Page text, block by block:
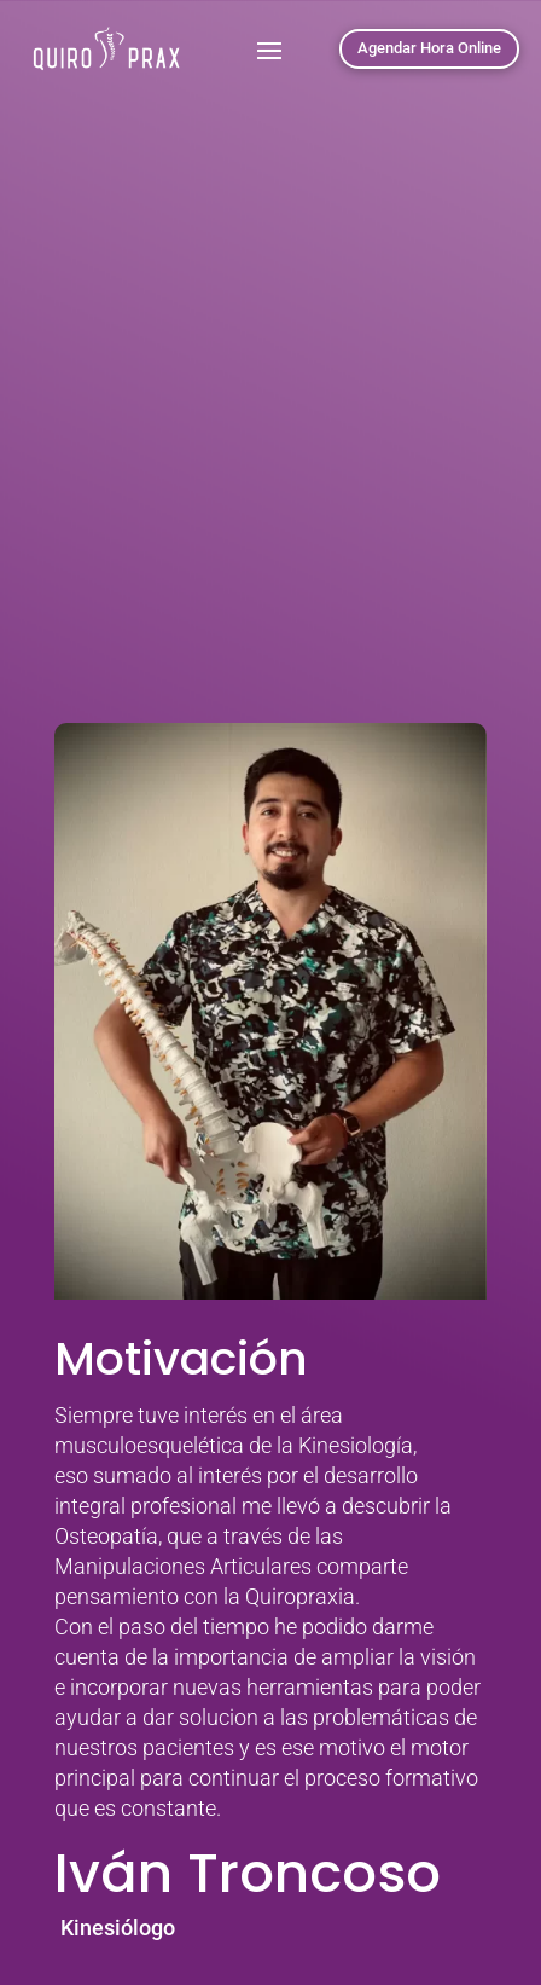
Agendar Hora Online
Motivación
Siempre tuve interés en el área
musculoesquelética de la Kinesiología,
eso sumado al interés por el desarrollo
integral profesional me llevó a descubrir la
Osteopatía, que a través de las
Manipulaciones Articulares comparte
pensamiento con la Quiropraxia.
Con el paso del tiempo he podido darme
cuenta de la importancia de ampliar la visión
e incorporar nuevas herramientas para poder
ayudar a dar solucion a las problemáticas de
nuestros pacientes y es ese motivo el motor
principal para continuar el proceso formativo
que es constante.
Iván Troncoso
Kinesiólogo